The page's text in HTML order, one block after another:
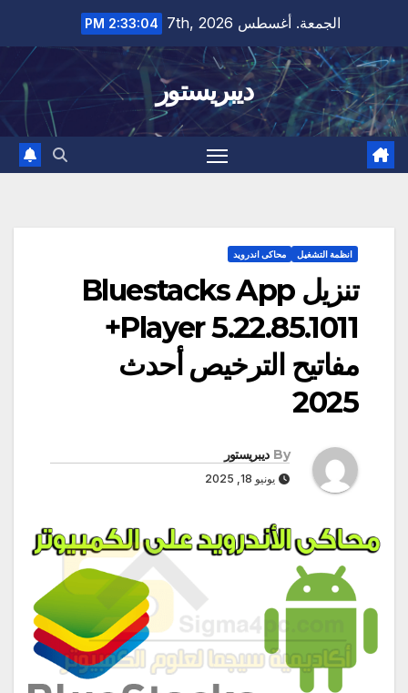
content
الجمعة. أغسطس 7th, 2026 2:33:05 PM
ديبريستور
انظمة التشغيل محاكى اندرويد
تنزيل Bluestacks App
Player 5.22.85.1011+
مفاتيح الترخيص أحدث
2025
By ديبريستور
يونيو 18, 2025